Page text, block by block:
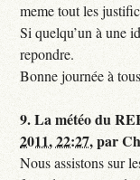
meme tout les
Si quelqu’un à une
repondre.
Bonne journée à
9.La météo du
2011, 22:27,par
Nous assistons sur